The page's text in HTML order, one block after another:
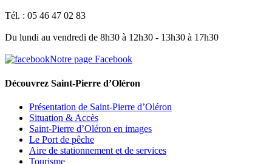
Tél. : 05 46 47 02 83
Du lundi au vendredi de 8h30 à 12h30 - 13h30 à 17h30
Notre page Facebook
Découvrez Saint-Pierre d’Oléron
Présentation de Saint-Pierre d’Oléron
Situation & Accès
Saint-Pierre d’Oléron en images
Le Port de pêche
Aire de stationnement et de services
Tourisme